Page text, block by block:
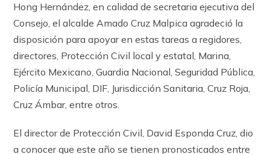
Hong Hernández, en calidad de secretaria ejecutiva del
Consejo, el alcalde Amado Cruz Malpica agradeció la
disposición para apoyar en estas tareas a regidores,
directores, Protección Civil local y estatal, Marina,
Ejército Mexicano, Guardia Nacional, Seguridad Pública,
Policía Municipal, DIF, Jurisdicción Sanitaria, Cruz Roja,
Cruz Ámbar, entre otros.
El director de Protección Civil, David Esponda Cruz, dio
a conocer que este año se tienen pronosticados entre